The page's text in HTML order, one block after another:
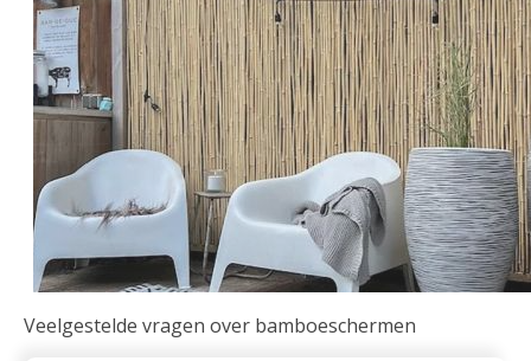
Veelgestelde vragen over bamboeschermen